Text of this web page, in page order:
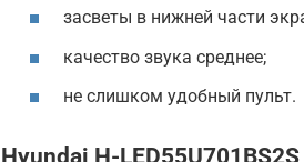
засветы в нижней части
качество звука среднее;
не слишком удобный пульт.
Hyundai H-LED55U701BS2S